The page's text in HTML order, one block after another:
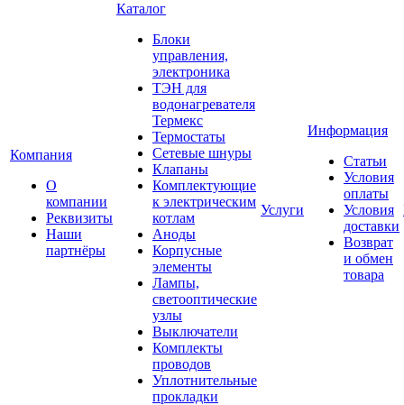
Компания
О
компании
Реквизиты
Наши
партнёры
Каталог
Блоки
управления,
электроника
ТЭН для
водонагревателя
Термекс
Термостаты
Сетевые шнуры
Клапаны
Комплектующие
к электрическим
котлам
Аноды
Корпусные
элементы
Лампы,
светооптические
узлы
Выключатели
Комплекты
проводов
Уплотнительные
прокладки
Услуги
Информация
Статьи
Условия
оплаты
Условия
доставки
Возврат
и обмен
товара